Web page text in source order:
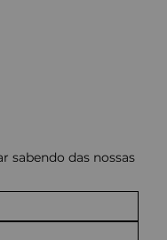
sabendo das nossas